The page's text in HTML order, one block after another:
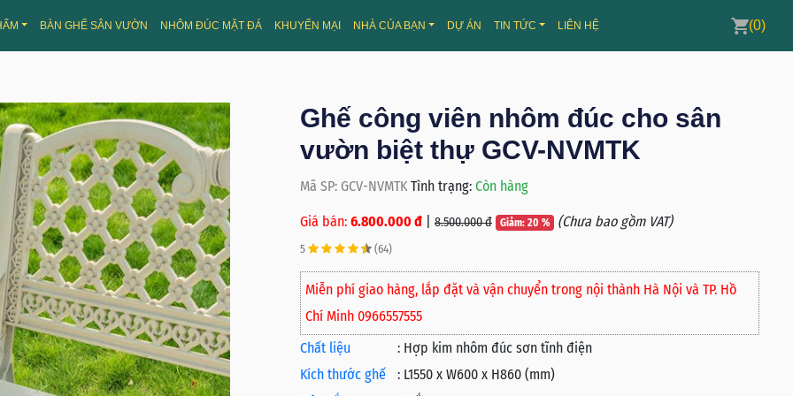
BÀN GHẾ SÂN VƯỜN NHÔM ĐÚC MẶT ĐÁ KHUYẾN MẠI NHÀ CỦA BẠN DỰ ÁN TIN TỨC LIÊN HỆ (0)
Ghế công viên nhôm đúc cho sân
vườn biệt thự GCV-NVMTK
Mã SP: GCV-NVMTK Tình trạng: Còn hàng
Giá bán: 6.800.000 đ 8.500.000 đ Giảm: 20 % (Chưa bao gồm VAT)
5 (64)
Miễn phí giao hàng, lắp đặt và vận chuyển trong nội thành Hà Nội và TP. Hồ
Chí Minh 0966557555
Chất liệu
: Hợp kim nhôm đúc sơn tĩnh điện
Kích thước ghế
: L1550 x W600 x H860 (mm)